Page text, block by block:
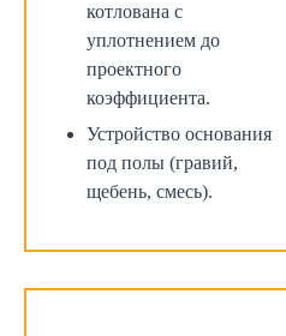
котлована с
уплотнением до
проектного
коэффициента.
Устройство основания
под полы (гравий,
щебень, смесь).